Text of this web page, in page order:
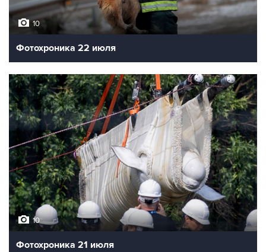
10
Фотохроника 22 июля
10
Фотохроника 21 июля